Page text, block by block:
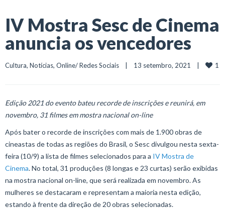
IV Mostra Sesc de Cinema
anuncia os vencedores
Cultura, Notícias, Online/ Redes Sociais
    |    13 setembro, 2021    |
1
Edição 2021 do evento bateu recorde de inscrições e reunirá, em
novembro, 31 filmes em mostra nacional on-line
Após bater o recorde de inscrições com mais de 1.900 obras de
cineastas de todas as regiões do Brasil, o Sesc divulgou nesta sexta-
feira (10/9) a lista de filmes selecionados para a IV Mostra de
Cinema. No total, 31 produções (8 longas e 23 curtas) serão exibidas
na mostra nacional on-line, que será realizada em novembro. As
mulheres se destacaram e representam a maioria nesta edição,
estando à frente da direção de 20 obras selecionadas.